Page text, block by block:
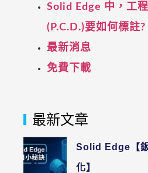
Solid Edge 中，工
(P.C.D.)要如何標註?
最新消息
免費下載
最新文章
Solid Edge【
化】